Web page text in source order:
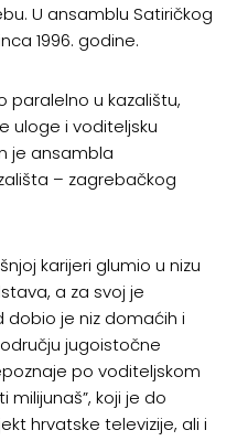
U ansamblu Satiričkog
1996. godine.
paralelno u kazalištu,
uloge i voditeljsku
je ansambla
– zagrebačkog
karijeri glumio u nizu
a za svoj je
dobio je niz domaćih i
jugoistočne
po voditeljskom
milijunaš”, koji je do
hrvatske televizije, ali i